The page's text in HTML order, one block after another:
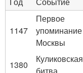
1147
Первое
упоминание
Москвы
1380
Куликовская